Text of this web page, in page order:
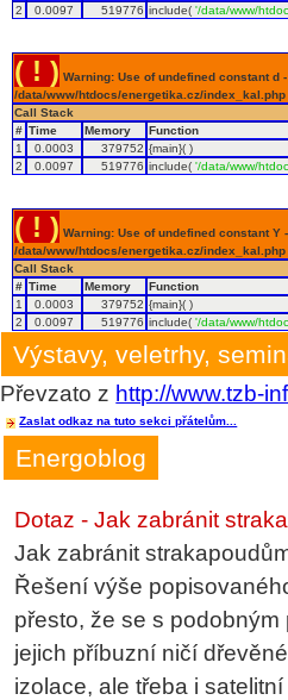
2
0.0097 519776 include('/data/www/
( ! ) Warning: Use of undefined constant
/data/www/htdocs/energetika.cz/
Call Stack
# Time Memory
Function
1
0.0003 379752 {main}( )
2
0.0097 519776 include('/data/www/
( ! ) Warning: Use of undefined constant
/data/www/htdocs/energetika.cz/
Call Stack
# Time Memory
Function
1
0.0003 379752 {main}( )
2
0.0097 519776 include('/data/www/
Výstavy, veletrhy,
Převzato z http://www.tzb-
Zaslat odkaz na tuto sekci přátelům...
Energoblog
Dotaz - Jak zabránit
Jak zabránit
Řešení výše
přesto, že se s
jejich příbuzní ničí
izolace, ale třeba i